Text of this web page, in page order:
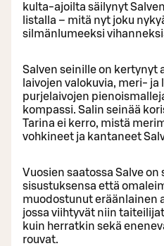
kulta-ajoilta säilynyt
listalla – mitä nyt joku
silmänlumeeksi
Salven seinille on kertynyt
laivojen valokuvia, meri- ja
purjelaivojen
kompassi. Salin seinää
Tarina ei kerro, mistä
vohkineet ja kantaneet
Vuosien saatossa Salve
sisustuksensa että
muodostunut eräänlainen
jossa viihtyvät niin
kuin herratkin sekä
rouvat.